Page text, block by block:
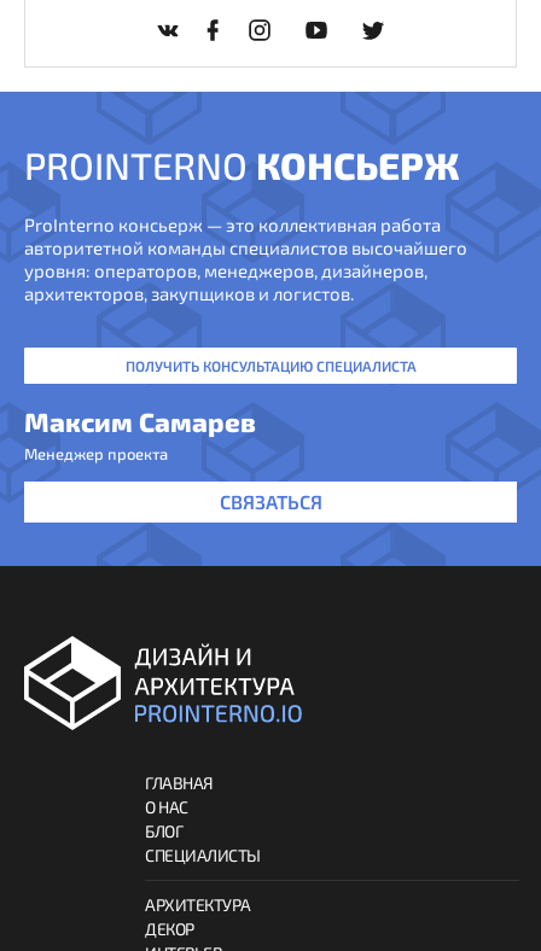
PROINTERNO КОНСЬЕРЖ
ProInterno консьерж — это коллективная работа
авторитетной команды специалистов высочайшего
уровня: операторов, менеджеров, дизайнеров,
архитекторов, закупщиков и логистов.
ПОЛУЧИТЬ КОНСУЛЬТАЦИЮ СПЕЦИАЛИСТА
Максим Самарев
Менеджер проекта
СВЯЗАТЬСЯ
ГЛАВНАЯ
О НАС
БЛОГ
СПЕЦИАЛИСТЫ
АРХИТЕКТУРА
ДЕКОР